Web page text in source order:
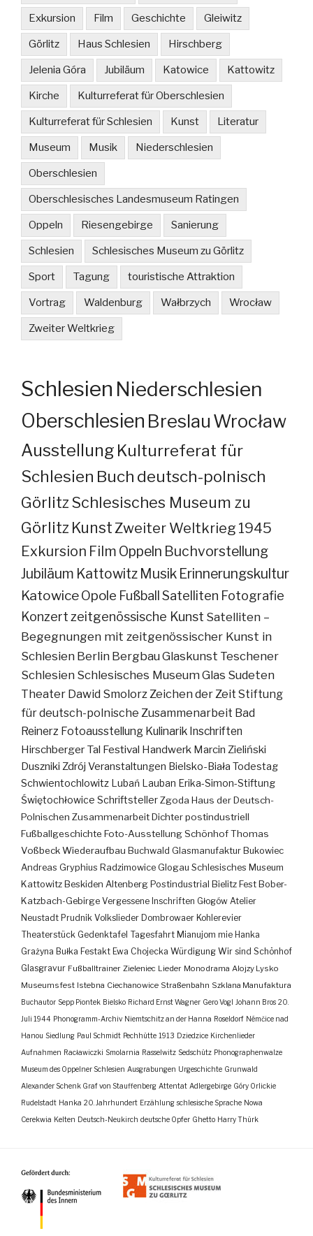
Exkursion Film Geschichte Gleiwitz
Görlitz Haus Schlesien Hirschberg
Jelenia Góra Jubiläum Katowice Kattowitz
Kirche Kulturreferat für Oberschlesien
Kulturreferat für Schlesien Kunst Literatur
Museum Musik Niederschlesien
Oberschlesien
Oberschlesisches Landesmuseum Ratingen
Oppeln Riesengebirge Sanierung
Schlesien Schlesisches Museum zu Görlitz
Sport Tagung touristische Attraktion
Vortrag Waldenburg Wałbrzych Wrocław
Zweiter Weltkrieg
Schlesien Niederschlesien
Oberschlesien Breslau Wrocław
Ausstellung Kulturreferat für
Schlesien Buch deutsch-polnisch
GörlitzSchlesisches Museum zu
Görlitz KunstZweiter Weltkrieg 1945
Exkursion Film Oppeln Buchvorstellung
Jubiläum Kattowitz Musik Erinnerungskultur
KatowiceOpole FußballSatelliten Fotografie
Konzertzeitgenössische Kunst Satelliten –
Begegnungen mit zeitgenössischer Kunst in
Schlesien Berlin BergbauGlaskunst Teschener
Schlesien Schlesisches MuseumGlas Sudeten
Theater Dawid SmolorzZeichen der Zeit Stiftung
für deutsch-polnische Zusammenarbeit Bad
Reinerz Fotoausstellung Kulinarik Inschriften
Hirschberger Tal Festival Handwerk Marcin Zieliński
Duszniki Zdrój Veranstaltungen Bielsko-Biała Todestag
Schwientochlowitz Lubań Lauban Erika-Simon-Stiftung
Świętochłowice SchriftstellerZgoda Haus der Deutsch-
Polnischen ZusammenarbeitDichterpostindustriell
Fußballgeschichte Foto-AusstellungSchönhofThomas
VoßbeckWiederaufbau Buchwald Glasmanufaktur Bukowiec
Andreas Gryphius Radzimowice Glogau Schlesisches Museum
Kattowitz Beskiden Altenberg Postindustrial Bielitz Fest Bober-
Katzbach-Gebirge Vergessene Inschriften Głogów Atelier
Neustadt Prudnik Volkslieder Dombrowaer Kohlerevier
Theaterstück Gedenktafel Tagesfahrt Mianujom mie Hanka
Grażyna Bułka Festakt Ewa Chojecka Würdigung Wir sind Schönhof
Glasgravur Fußballtrainer Zieleniec Lieder Monodrama Alojzy Lysko
Museumsfest Istebna Ciechanowice Straßenbahn Szklana Manufaktura
Buchautor Sepp Piontek Bielsko Richard Ernst Wagner Gero Vogl Johann Bros 20.
Juli 1944 Phonogramm-Archiv Niemtschitz an der Hanna Roseldorf Némčice nad
Hanou Siedlung Paul Schmidt Pechhütte 1913 Dziedzice Kirchenlieder
Aufnahmen Racławiczki Smolarnia Rasselwitz Sedschütz Phonographenwalze
Museum des Oppelner Schlesien Ausgrabungen Urgeschichte Grunwald
Alexander Schenk Graf von Stauffenberg Attentat Adlergebirge Góry Orlickie
Rudelstadt Hanka 20. Jahrhundert Erzählung schlesische Sprache Nowa
Cerekwia Kelten Deutsch-Neukirch deutsche Opfer Ghetto Harry Thürk